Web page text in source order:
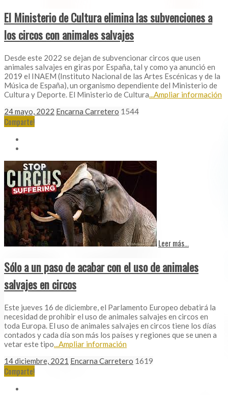
El Ministerio de Cultura elimina las subvenciones a
los circos con animales salvajes
Desde este 2022 se dejan de subvencionar circos que usen
animales salvajes en giras por España, tal y como ya anunció en
2019 el INAEM (Instituto Nacional de las Artes Escénicas y de la
Música de España), un organismo dependiente del Ministerio de
Cultura y Deporte. El Ministerio de Cultura...Ampliar información
24 mayo, 2022 Encarna Carretero 1544
Comparte!
Leer más...
Sólo a un paso de acabar con el uso de animales
salvajes en circos
Este jueves 16 de diciembre, el Parlamento Europeo debatirá la
necesidad de prohibir el uso de animales salvajes en circos en
toda Europa. El uso de animales salvajes en circos tiene los días
contados y cada día son más los países y regiones que se unen a
vetar este tipo ...Ampliar información
14 diciembre, 2021 Encarna Carretero 1619
Comparte!